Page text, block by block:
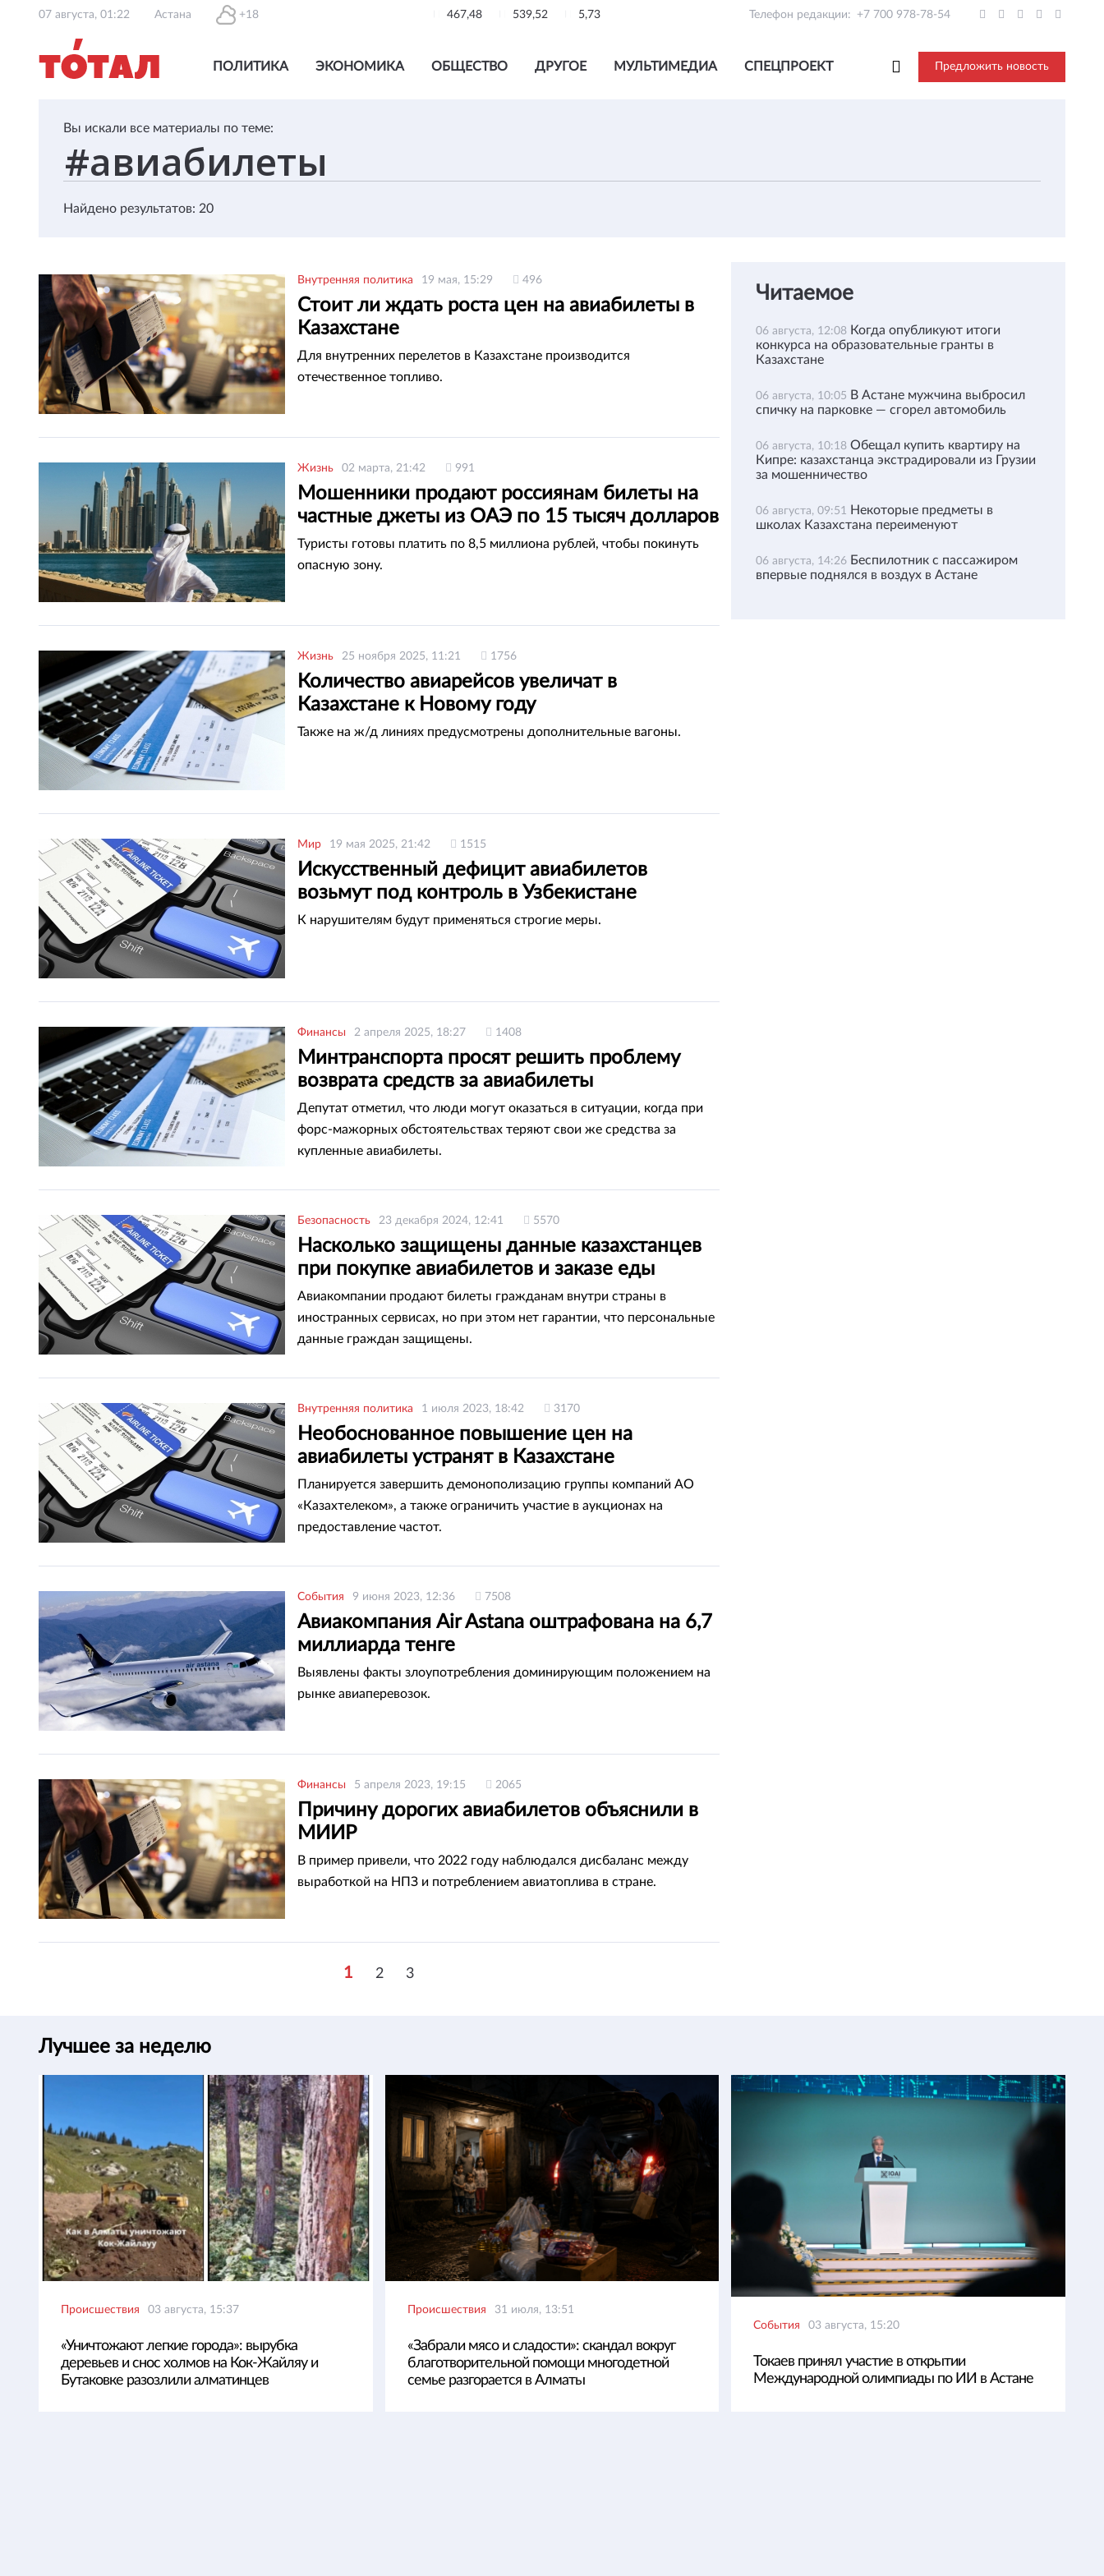
07 августа, 01:22 Астана +18 467,48 539,52 5,73 Телефон редакции: +7 700 978-78-54
ПОЛИТИКА ЭКОНОМИКА ОБЩЕСТВО ДРУГОЕ МУЛЬТИМЕДИА СПЕЦПРОЕКТ Предложить новость
Вы искали все материалы по теме:
Найдено результатов: 20
Внутренняя политика 19 мая, 15:29 496
Стоит ли ждать роста цен на авиабилеты в
Казахстане
Для внутренних перелетов в Казахстане производится
отечественное топливо.
Жизнь 02 марта, 21:42 991
Мошенники продают россиянам билеты на
частные джеты из ОАЭ по 15 тысяч долларов
Туристы готовы платить по 8,5 миллиона рублей, чтобы покинуть
опасную зону.
Жизнь 25 ноября 2025, 11:21 1756
Количество авиарейсов увеличат в
Казахстане к Новому году
Также на ж/д линиях предусмотрены дополнительные вагоны.
Мир 19 мая 2025, 21:42 1515
Искусственный дефицит авиабилетов
возьмут под контроль в Узбекистане
К нарушителям будут применяться строгие меры.
Финансы 2 апреля 2025, 18:27 1408
Минтранспорта просят решить проблему
возврата средств за авиабилеты
Депутат отметил, что люди могут оказаться в ситуации, когда при
форс-мажорных обстоятельствах теряют свои же средства за
купленные авиабилеты.
Безопасность 23 декабря 2024, 12:41 5570
Насколько защищены данные казахстанцев
при покупке авиабилетов и заказе еды
Авиакомпании продают билеты гражданам внутри страны в
иностранных сервисах, но при этом нет гарантии, что персональные
данные граждан защищены.
Внутренняя политика 1 июля 2023, 18:42 3170
Необоснованное повышение цен на
авиабилеты устранят в Казахстане
Планируется завершить демонополизацию группы компаний АО
«Казахтелеком», а также ограничить участие в аукционах на
предоставление частот.
События 9 июня 2023, 12:36 7508
Авиакомпания Air Astana оштрафована на 6,7
миллиарда тенге
Выявлены факты злоупотребления доминирующим положением на
рынке авиаперевозок.
Финансы 5 апреля 2023, 19:15 2065
Причину дорогих авиабилетов объяснили в
МИИР
В пример привели, что 2022 году наблюдался дисбаланс между
выработкой на НПЗ и потреблением авиатоплива в стране.
1 2 3
Читаемое
06 августа, 12:08 Когда опубликуют итоги
конкурса на образовательные гранты в
Казахстане
06 августа, 10:05 В Астане мужчина выбросил
спичку на парковке — сгорел автомобиль
06 августа, 10:18 Обещал купить квартиру на
Кипре: казахстанца экстрадировали из Грузии
за мошенничество
06 августа, 09:51 Некоторые предметы в
школах Казахстана переименуют
06 августа, 14:26 Беспилотник с пассажиром
впервые поднялся в воздух в Астане
Лучшее за неделю
Происшествия 03 августа, 15:37
«Уничтожают легкие города»: вырубка
деревьев и снос холмов на Кок-Жайляу и
Бутаковке разозлили алматинцев
Происшествия 31 июля, 13:51
«Забрали мясо и сладости»: скандал вокруг
благотворительной помощи многодетной
семье разгорается в Алматы
События 03 августа, 15:20
Токаев принял участие в открытии
Международной олимпиады по ИИ в Астане